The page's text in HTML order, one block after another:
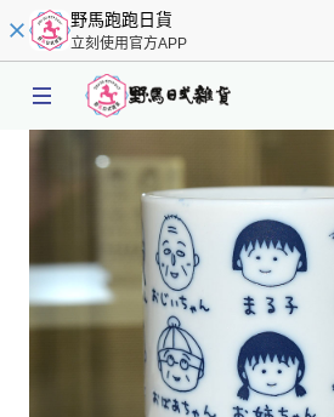
野馬跑跑日貨
立刻使用官方APP